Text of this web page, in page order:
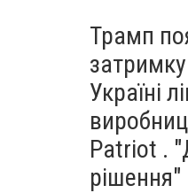
Трамп
Україні
Patriot .
рішення"